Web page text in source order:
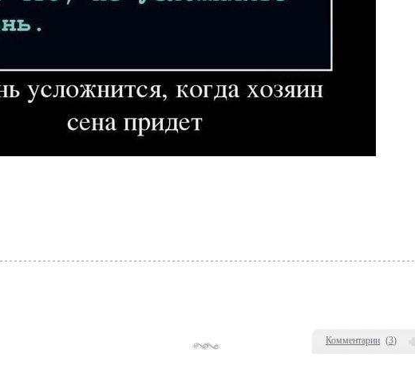
Комментарии (3)